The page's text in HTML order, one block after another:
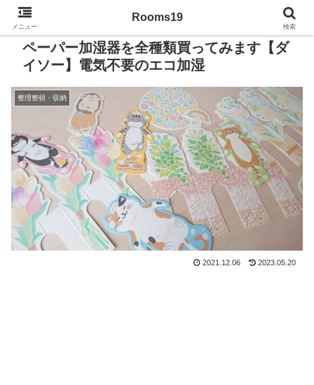
ペーパー加湿器を全種類買ってみます【ダ
イソー】電気不要のエコ加湿
整理整頓・収納
2021.12.06 2023.05.20
メニュー
Rooms19
検索